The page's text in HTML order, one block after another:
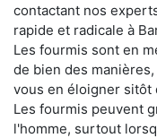
contactant nos
rapide et radicale à
Les fourmis sont en
de bien des
vous en éloigner sitôt
Les fourmis peuvent
l'homme, surtout